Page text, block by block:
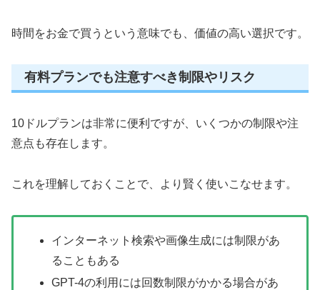
時間をお金で買うという意味でも、価値の高い選択です。
有料プランでも注意すべき制限やリスク
10ドルプランは非常に便利ですが、いくつかの制限や注
意点も存在します。
これを理解しておくことで、より賢く使いこなせます。
インターネット検索や画像生成には制限があ
ることもある
GPT-4の利用には回数制限がかかる場合があ